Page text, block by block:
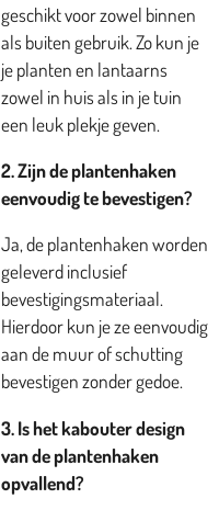
geschikt voor zowel binnen
als buiten gebruik. Zo kun je
je planten en lantaarns
zowel in huis als in je tuin
een leuk plekje geven.
2. Zijn de plantenhaken
eenvoudig te bevestigen?
Ja, de plantenhaken worden
geleverd inclusief
bevestigingsmateriaal.
Hierdoor kun je ze eenvoudig
aan de muur of schutting
bevestigen zonder gedoe.
3. Is het kabouterdesign
van de plantenhaken
opvallend?